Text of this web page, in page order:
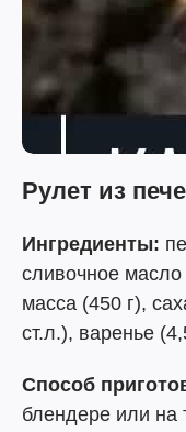
Рулет из
Ингредиенты:
сливочное масло
масса (450 г),
ст.л.), варенье
Способ
блендере или на